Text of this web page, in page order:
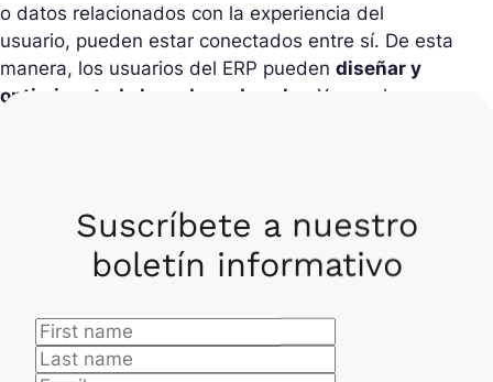
o datos relacionados con la experiencia del
usuario, pueden estar conectados entre sí. De esta
manera, los usuarios del ERP pueden diseñar y
optimizar toda la cadena de valor.
Y con el
Suscríbete a nuestro
boletín informativo